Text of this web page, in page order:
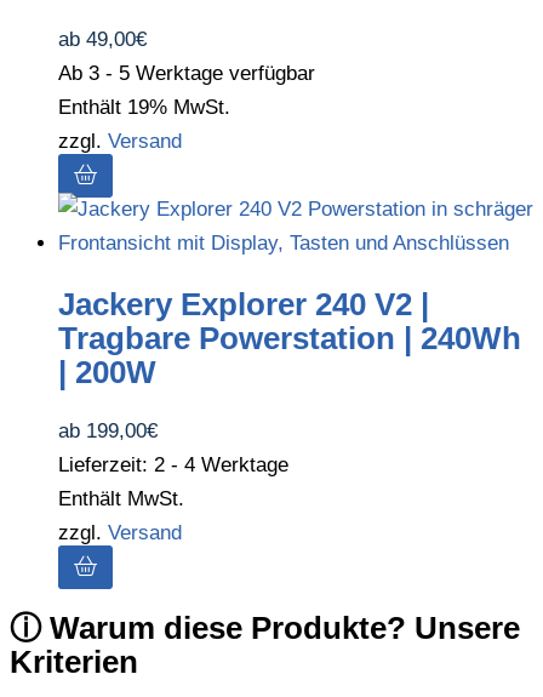
ab 49,00€
Ab 3 - 5 Werktage verfügbar
Enthält 19% MwSt.
zzgl. Versand
Jackery Explorer 240 V2 |
Tragbare Powerstation | 240Wh
| 200W
ab 199,00€
Lieferzeit: 2 - 4 Werktage
Enthält MwSt.
zzgl. Versand
ⓘ Warum diese Produkte? Unsere
Kriterien